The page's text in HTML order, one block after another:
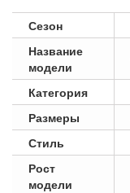
Сезон
Название
модели
Категория
Размеры
Стиль
Рост
модели